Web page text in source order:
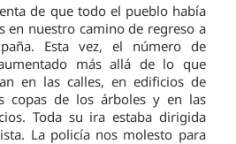
de que todo el pueblo había
en nuestro camino de regreso a
Esta vez, el número de
más allá de lo que
en las calles, en edificios de
copas de los árboles y en las
Toda su ira estaba dirigida
La policía nos molesto para